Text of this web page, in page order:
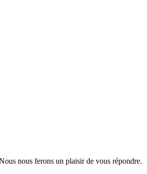
nous ferons un plaisir de vous répondre.